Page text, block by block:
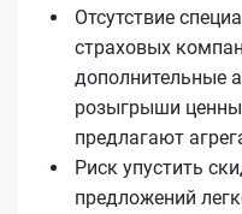
Отсутствие
страховых
дополнительные
розыгрыши
предлагают
Риск упустить
предложений